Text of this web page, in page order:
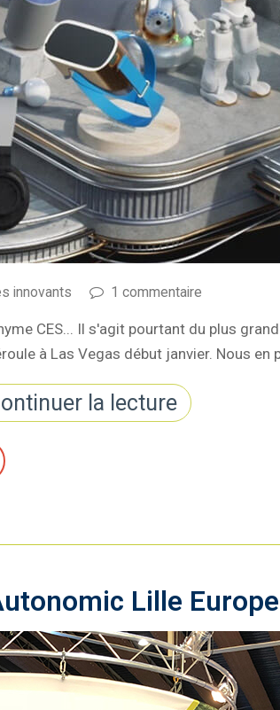
innovants 1 commentaire
CES... Il s'agit pourtant du plus
à Las Vegas début janvier. Nous
la lecture
Lille